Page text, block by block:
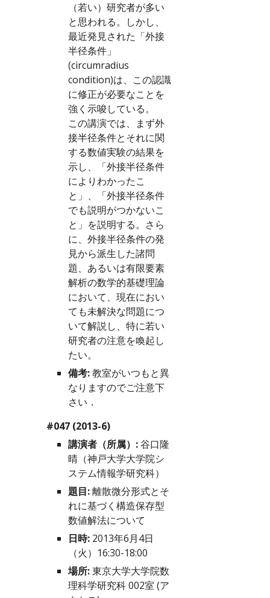
（若い）研究者が多い
と思われる。しかし、
最近発見された「外接
半径条件」
(circumradius
condition)は、この認識
に修正が必要なことを
強く示唆している。
この講演では、まず外
接半径条件とそれに関
する数値実験の結果を
示し、「外接半径条件
によりわかったこ
と」、「外接半径条件
でも説明がつかないこ
と」を説明する。さら
に、外接半径条件の発
見から派生した諸問
題、あるいは有限要素
解析の数学的基礎理論
において、現在におい
ても未解決な問題につ
いて解説し、特に若い
研究者の注意を喚起し
たい。
備考: 教室がいつもと異
なりますのでご注意下
さい．
#047 (2013-6)
講演者（所属）: 谷口隆
晴（神戸大学大学院シ
ステム情報学研究科）
題目: 離散微分形式とそ
れに基づく構造保存型
数値解法について
日時: 2013年6月4日
（火）16:30-18:00
場所: 東京大学大学院数
理科学研究科 002室 (ア